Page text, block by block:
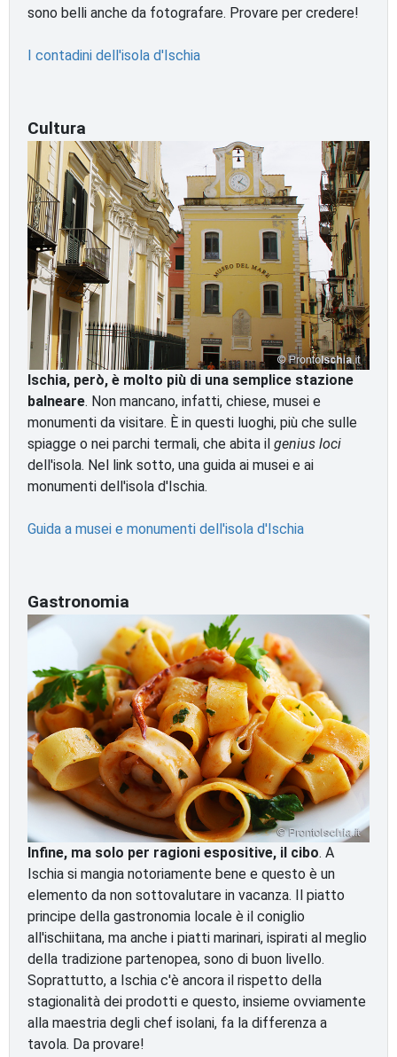
sono belli anche da fotografare. Provare per credere!
I contadini dell'isola d'Ischia
Cultura
Ischia, però, è molto più di una semplice stazione
balneare. Non mancano, infatti, chiese, musei e
monumenti da visitare. È in questi luoghi, più che sulle
spiagge o nei parchi termali, che abita il genius loci
dell'isola. Nel link sotto, una guida ai musei e ai
monumenti dell'isola d'Ischia.
Guida a musei e monumenti dell'isola d'Ischia
Gastronomia
Infine, ma solo per ragioni espositive, il cibo. A
Ischia si mangia notoriamente bene e questo è un
elemento da non sottovalutare in vacanza. Il piatto
principe della gastronomia locale è il coniglio
all'ischiitana, ma anche i piatti marinari, ispirati al meglio
della tradizione partenopea, sono di buon livello.
Soprattutto, a Ischia c'è ancora il rispetto della
stagionalità dei prodotti e questo, insieme ovviamente
alla maestria degli chef isolani, fa la differenza a
tavola. Da provare!